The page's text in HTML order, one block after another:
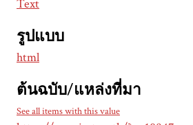
Text
รูปแบบ
html
ต้นฉบับ/แหล่งที่มา
See all items with this value